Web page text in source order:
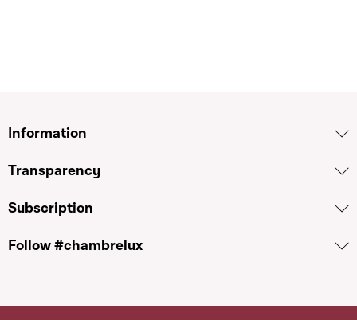
Information
Transparency
Subscription
Follow #chambrelux